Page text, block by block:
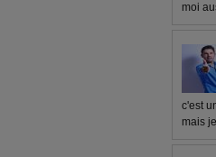
moi
c'est
mais